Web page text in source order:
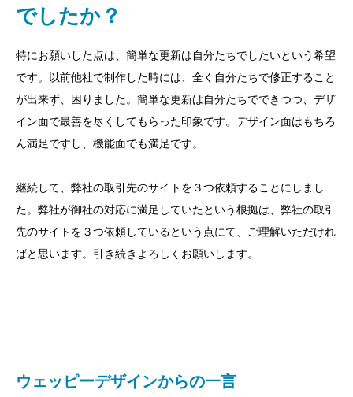
でしたか？
特にお願いした点は、簡単な更新は自分たちでしたいという希望
です。以前他社で制作した時には、全く自分たちで修正すること
が出来ず、困りました。簡単な更新は自分たちでできつつ、デザ
イン面で最善を尽くしてもらった印象です。デザイン面はもちろ
ん満足ですし、機能面でも満足です。
継続して、弊社の取引先のサイトを３つ依頼することにしまし
た。弊社が御社の対応に満足していたという根拠は、弊社の取引
先のサイトを３つ依頼しているという点にて、ご理解いただけれ
ばと思います。引き続きよろしくお願いします。
ウェッピーデザインからの一言